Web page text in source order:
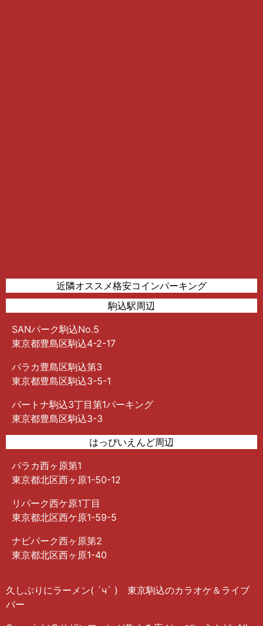
近隣オススメ格安コインパーキング
駒込駅周辺
SANパーク駒込No.5
東京都豊島区駒込4-2-17
パラカ豊島区駒込第3
東京都豊島区駒込3-5-1
パートナ駒込3丁目第1パーキング
東京都豊島区駒込3-3
はっぴいえんど周辺
パラカ西ヶ原第1
東京都北区西ヶ原1-50-12
リパーク西ケ原1丁目
東京都北区西ケ原1-59-5
ナビパーク西ヶ原第2
東京都北区西ヶ原1-40
久しぶりにラーメン( ´ч` ) 東京駒込のカラオケ＆ライブ
バー